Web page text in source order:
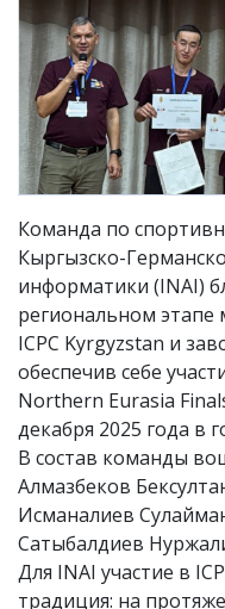
Команда по
Кыргызско-
информатики (INAI)
региональном
ICPC Kyrgyzstan и
обеспечив себе
Northern Eurasia
декабря 2025 года в
В состав команды
Алмазбеков
Исманалиев
Сатыбалдиев
Для INAI участие в
традиция: на